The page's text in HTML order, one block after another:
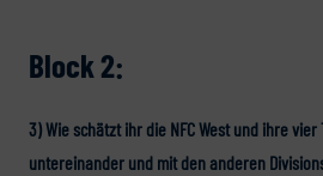
Block 2:
3) Wie schätzt ihr die NFC West und ihre
untereinander und mit den anderen